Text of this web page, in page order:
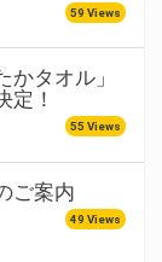
59 Views
タオル」
定！
55 Views
ご案内
49 Views